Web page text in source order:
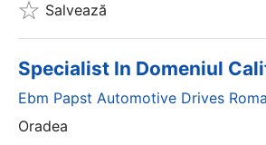
Salvează
Specialist In Domeniul
Ebm Papst Automotive Drives
Oradea